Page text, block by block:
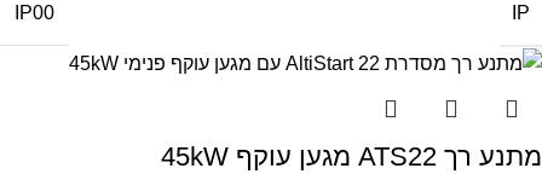
IP
IP00
מתנע רך ATS22 מגען עוקף 45kW